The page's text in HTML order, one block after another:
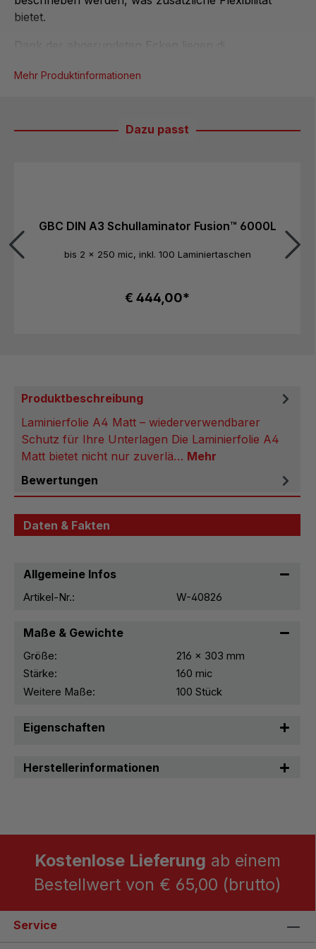
bietet.
Mehr Produktinformationen
Dazu passt
GBC DIN A3 Schullaminator Fusion™ 6000L
bis 2 x 250 mic, inkl. 100 Laminiertaschen
€ 444,00*
Produktbeschreibung
Laminierfolie A4 Matt – wiederverwendbarer
Schutz für Ihre Unterlagen Die Laminierfolie A4
Matt bietet nicht nur zuverlä… Mehr
Bewertungen
Daten & Fakten
Allgemeine Infos
Artikel-Nr.: W-40826
Maße & Gewichte
Größe:
216 x 303 mm
Stärke:
160 mic
Weitere Maße:
100 Stück
Eigenschaften
Herstellerinformationen
Kostenlose Lieferung ab einem
Bestellwert von € 65,00 (brutto)
Service